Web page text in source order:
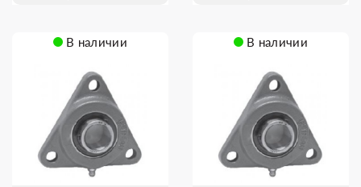
В наличии В наличии